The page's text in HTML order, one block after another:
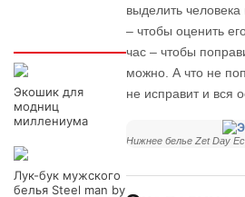
Экошик для
модниц
миллениума
Лук-бук мужского
белья Steel man by
выделить
– чтобы оценить
час – чтобы
можно. А что не
не исправит и вся
Нижнее белье Zet Day